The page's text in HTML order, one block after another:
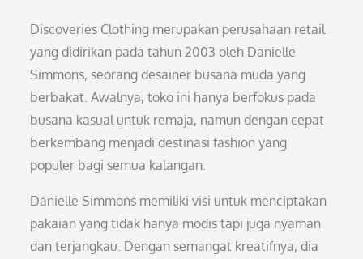
Discoveries Clothing merupakan perusahaan retail
yang didirikan pada tahun 2003 oleh Danielle
Simmons, seorang desainer busana muda yang
berbakat. Awalnya, toko ini hanya berfokus pada
busana kasual untuk remaja, namun dengan cepat
berkembang menjadi destinasi fashion yang
populer bagi semua kalangan.
Danielle Simmons memiliki visi untuk menciptakan
pakaian yang tidak hanya modis tapi juga nyaman
dan terjangkau. Dengan semangat kreatifnya, dia